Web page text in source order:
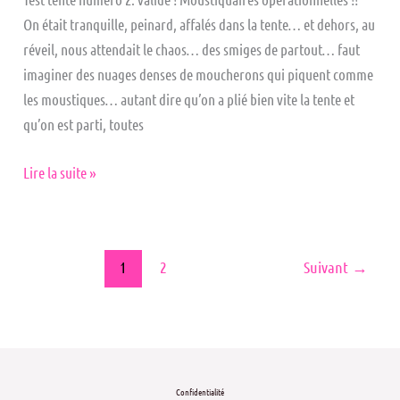
On était tranquille, peinard, affalés dans la tente… et dehors, au
réveil, nous attendait le chaos… des smiges de partout… faut
imaginer des nuages denses de moucherons qui piquent comme
les moustiques… autant dire qu’on a plié bien vite la tente et
qu’on est parti, toutes
Lire la suite »
1 2 Suivant →
Confidentialité